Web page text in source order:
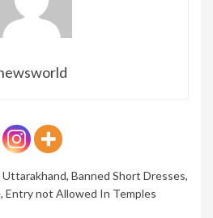
Uttarakhand, Banned Short Dresses,
, Entry not Allowed In Temples